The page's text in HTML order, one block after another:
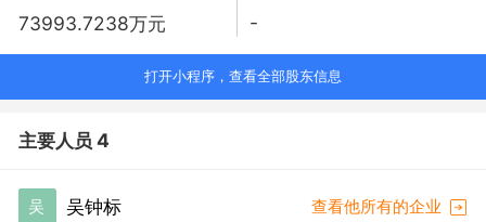
73993.7238万元
-
打开小程序，查看全部股东信息
主要人员 4
吴 吴钟标 查看他所有的企业